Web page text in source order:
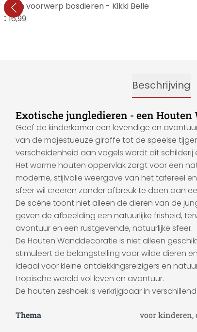
voorwerp bosdieren - Kikki Belle
€ 16,99
Beschrijving
Exotische jungledieren - een
Geef de kinderkamer een levendige en
van de majestueuze giraffe tot de speelse
verscheidenheid aan vogels wordt dit schilderij
Het warme houten oppervlak zorgt voor een
moderne, stijlvolle weergave van het tafereel
sfeer wil creëren zonder afbreuk te doen aan
De scène toont niet alleen de dieren van de
geven de afbeelding een natuurlijke frisheid,
avontuur en een rustgevende, natuurlijke sfeer.
De Houten Wanddecoratie is niet alleen
stimuleert de belangstelling voor wilde dieren
Ideaal voor kleine ontdekkingsreizigers en
tropische wereld vol leven en avontuur.
De houten zeshoek is verkrijgbaar in
Thema voor kinderen,